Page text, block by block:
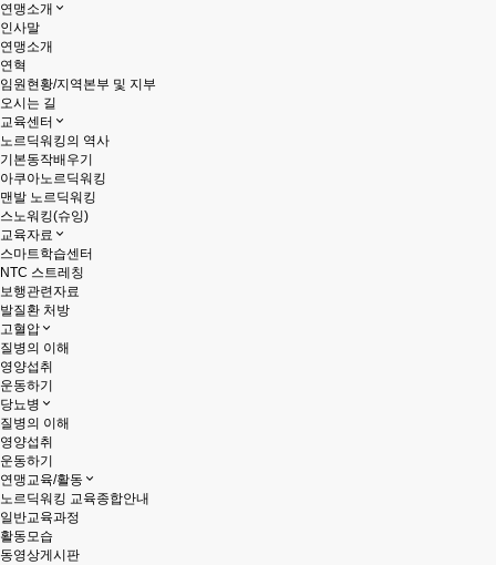
연맹소개
인사말
연맹소개
연혁
임원현황/지역본부 및 지부
오시는 길
교육센터
노르딕워킹의 역사
기본동작배우기
아쿠아노르딕워킹
맨발 노르딕워킹
스노워킹(슈잉)
교육자료
스마트학습센터
NTC 스트레칭
보행관련자료
발질환 처방
고혈압
질병의 이해
영양섭취
운동하기
당뇨병
질병의 이해
영양섭취
운동하기
연맹교육/활동
노르딕워킹 교육종합안내
일반교육과정
활동모습
동영상게시판